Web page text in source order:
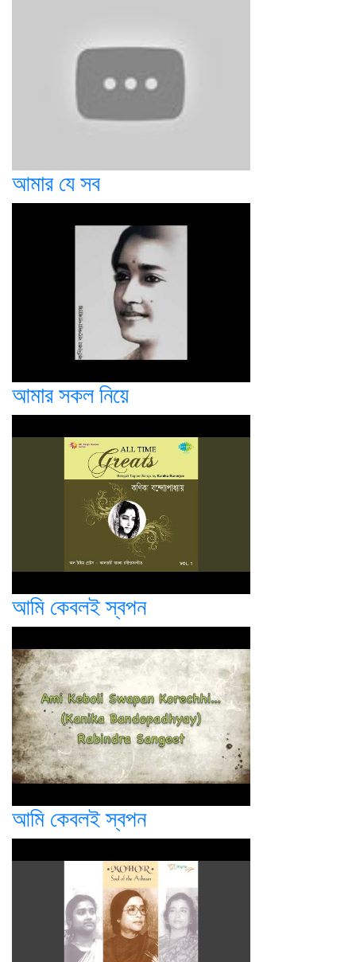
আমার যে সব
আমার সকল নিয়ে
আমি কেবলই স্বপন
আমি কেবলই স্বপন